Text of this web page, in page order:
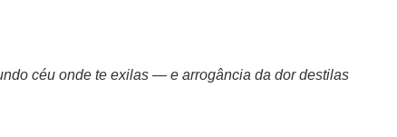
céu onde te exilas — e arrogância da dor destilas